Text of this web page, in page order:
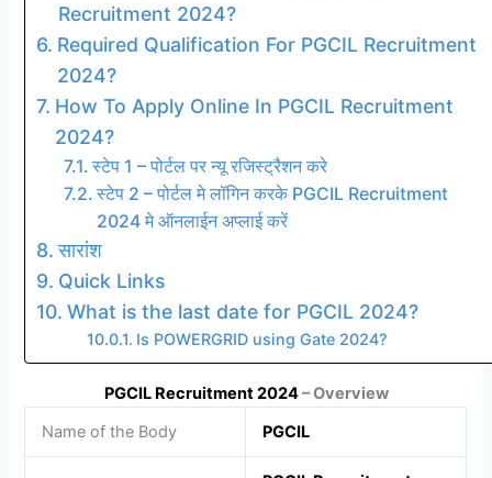
Recruitment 2024?
Required Qualification For PGCIL Recruitment
2024?
How To Apply Online In PGCIL Recruitment
2024?
स्टेप 1 – पोर्टल पर न्यू रजिस्ट्रैशन करे
स्टेप 2 – पोर्टल मे लॉगिन करके PGCIL Recruitment
2024 मे ऑनलाईन अप्लाई करें
सारांश
Quick Links
What is the last date for PGCIL 2024?
Is POWERGRID using Gate 2024?
PGCIL Recruitment 2024– Overview
Name of the Body
PGCIL